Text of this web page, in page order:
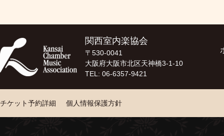
関西室内楽協会
〒530-0041
大阪府大阪市北区天神橋3-1-10
TEL: 06-6357-9421
チケット予約詳細 個人情報保護方針